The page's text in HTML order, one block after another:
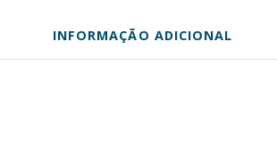
INFORMAÇÃO ADICIONAL